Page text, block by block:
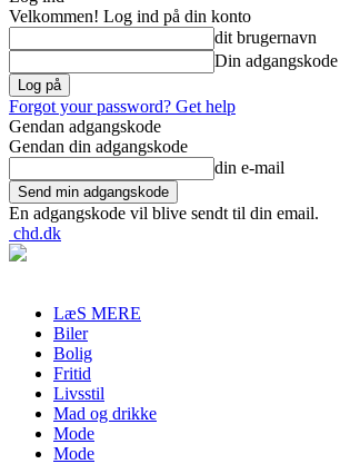
Velkommen! Log ind på din konto
dit brugernavn
Din adgangskode
Forgot your password? Get help
Gendan adgangskode
Gendan din adgangskode
din e-mail
En adgangskode vil blive sendt til din email.
chd.dk
LæS MERE
Biler
Bolig
Fritid
Livsstil
Mad og drikke
Mode
Mode